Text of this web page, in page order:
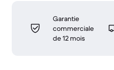
Garantie
commerciale
de 12 mois